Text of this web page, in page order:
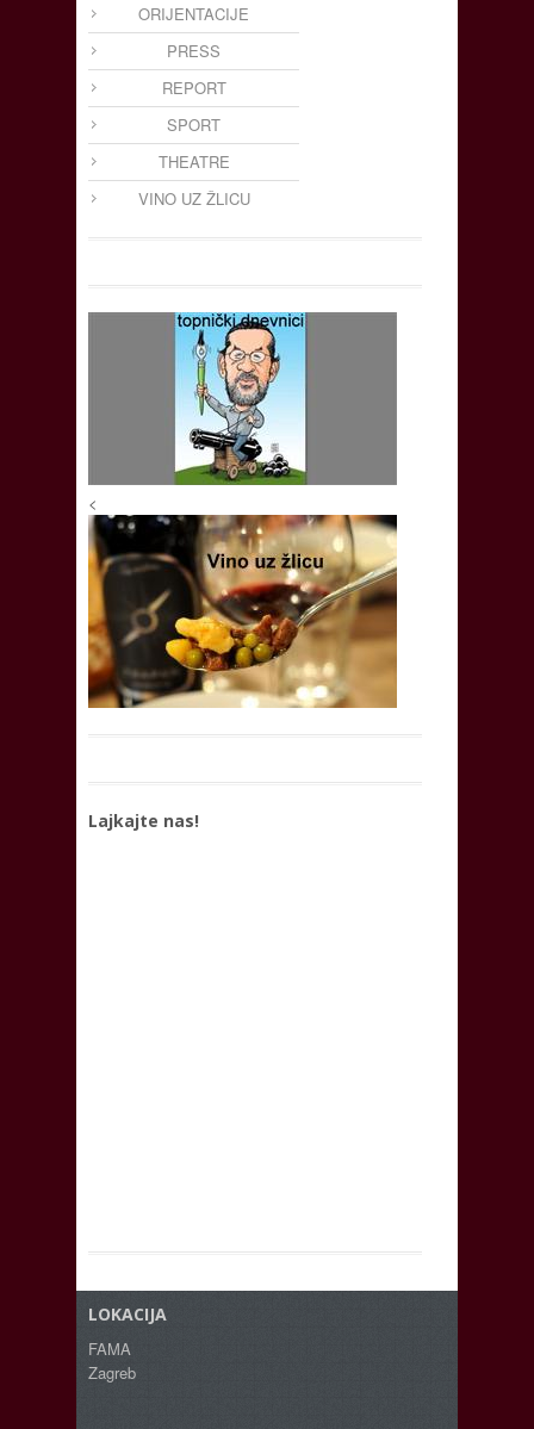
ORIJENTACIJE
PRESS
REPORT
SPORT
THEATRE
VINO UZ ŽLICU
<
Lajkajte nas!
LOKACIJA
FAMA
Zagreb